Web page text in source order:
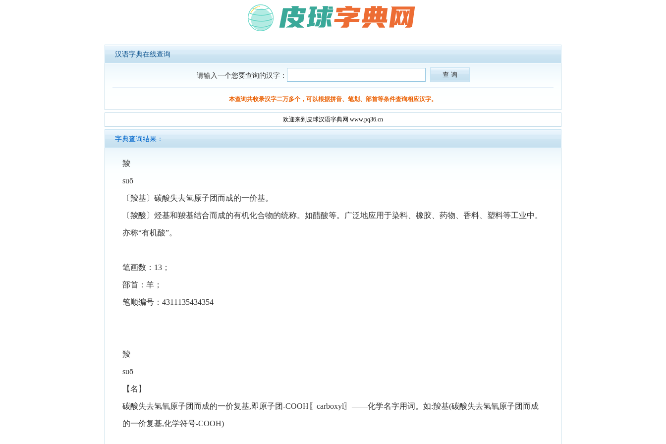
汉语字典在线查询
请输入一个您要查询的汉字：
本查询共收录汉字二万多个，可以根据拼音、笔划、部首等条件查询相应汉字。
欢迎来到皮球汉语字典网 www.pq36.cn
字典查询结果：
羧
suō
〔羧基〕碳酸失去氢原子团而成的一价基。
〔羧酸〕烃基和羧基结合而成的有机化合物的统称。如醋酸等。广泛地应用于染料、橡胶、药物、香料、塑料等工业中。
亦称“有机酸”。
笔画数：13；
部首：羊；
笔顺编号：4311135434354
羧
suō
【名】
碳酸失去氢氧原子团而成的一价复基,即原子团-COOH〖carboxyl〗——化学名字用词。如:羧基(碳酸失去氢氧原子团而成
的一价复基,化学符号-COOH)